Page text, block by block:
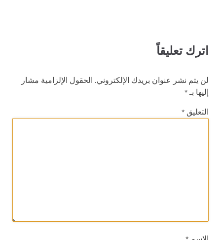
اترك تعليقاً
لن يتم نشر عنوان بريدك الإلكتروني. الحقول الإلزامية مشار
إليها بـ*
التعليق *